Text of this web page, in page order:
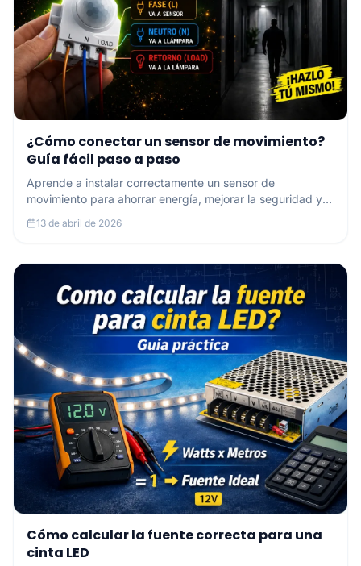
¿Cómo conectar un sensor de movimiento?
Guía fácil paso a paso
Aprende a instalar correctamente un sensor de
movimiento para ahorrar energía, mejorar la seguridad y
13 de abril de 2026
Cómo calcular la fuente correcta para una
cinta LED